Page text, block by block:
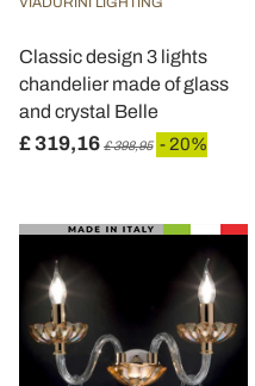
Classic design 3 lights
chandelier made of glass
and crystal Belle
£ 319,16 £ 398,95 - 20%